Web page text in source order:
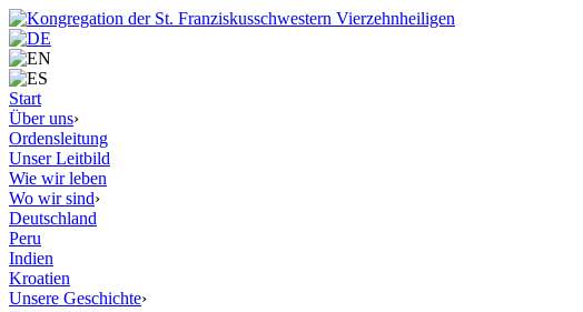
Start
Über uns›
Ordensleitung
Unser Leitbild
Wie wir leben
Wo wir sind›
Deutschland
Peru
Indien
Kroatien
Unsere Geschichte›